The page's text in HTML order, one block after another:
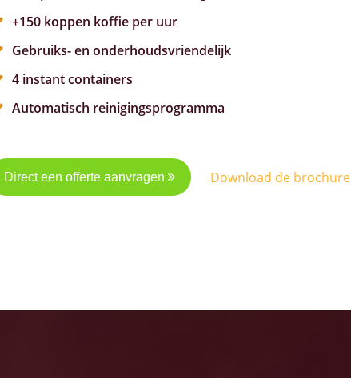
+150 koppen koffie per uur
Gebruiks- en onderhoudsvriendelijk
4 instant containers
Automatisch reinigingsprogramma
Direct een offerte aanvragen Download de brochure